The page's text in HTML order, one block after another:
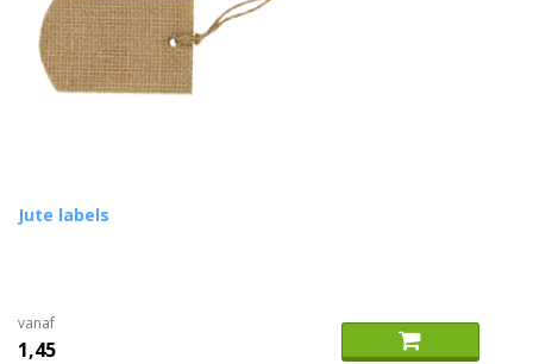
Jute labels
vanaf
1,45